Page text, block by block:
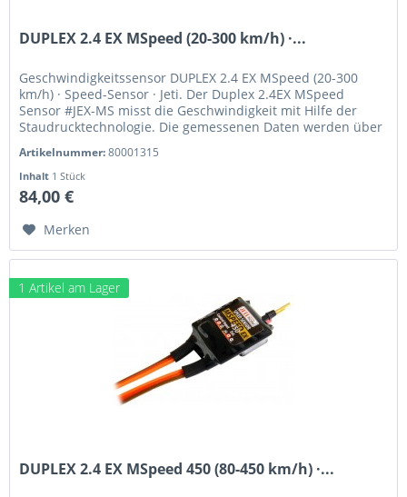
DUPLEX 2.4 EX MSpeed (20-300 km/h) ·...
Geschwindigkeitssensor DUPLEX 2.4 EX MSpeed (20-300
km/h) · Speed-Sensor · Jeti. Der Duplex 2.4EX MSpeed
Sensor #JEX-MS misst die Geschwindigkeit mit Hilfe der
Staudrucktechnologie. Die gemessenen Daten werden über
Artikelnummer:80001315
Inhalt 1 Stück
84,00 €
Merken
1 Artikel am Lager
DUPLEX 2.4 EX MSpeed 450 (80-450 km/h) ·...